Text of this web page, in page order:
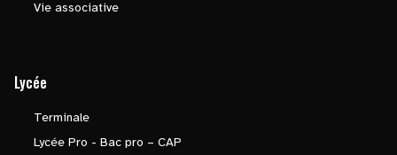
Vie associative
Lycée
Terminale
Lycée Pro - Bac pro – CAP